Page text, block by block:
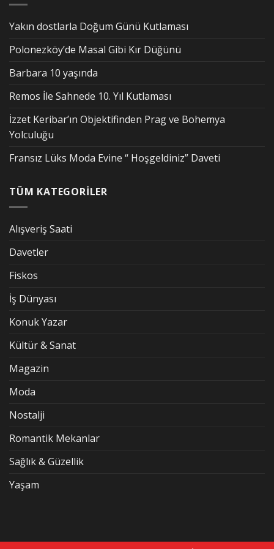
Yakın dostlarla Doğum Günü Kutlaması
Polonezköy’de Masal Gibi Kır Düğünü
Barbara 10 yaşında
Remos İle Sahnede 10. Yıl Kutlaması
İzzet Keribar’ın Objektifinden Prag ve Bohemya
Yolculuğu
Fransız Lüks Moda Evine “ Hoşgeldiniz” Daveti
TÜM KATEGORİLER
Alışveriş Saati
Davetler
Fiskos
İş Dünyası
Konuk Yazar
Kültür & Sanat
Magazin
Moda
Nostalji
Romantik Mekanlar
Sağlık & Güzellik
Yaşam